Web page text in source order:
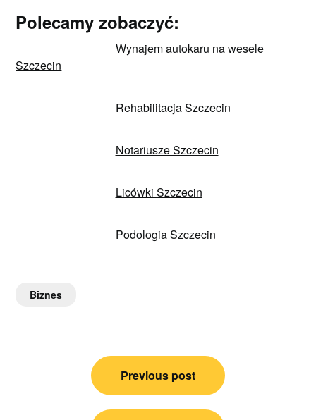
Polecamy zobaczyć:
Wynajem autokaru na wesele
Szczecin
Rehabilitacja Szczecin
Notariusze Szczecin
Licówki Szczecin
Podologia Szczecin
Biznes
Nawigacja
Previous post